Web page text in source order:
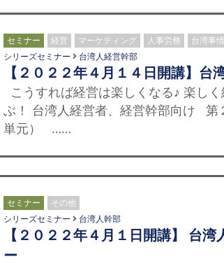
セミナー 経営 マーケティング 人事労務 台湾事情
シリーズセミナー 台湾人経営幹部
【２０２２年４月１４日開講】台
こうすれば経営は楽しくなる♪ 楽し
ぶ！ 台湾人経営者、経営幹部向け 第
単元） ……
セミナー その他
シリーズセミナー 台湾人幹部
【２０２２年４月１日開講】 台
ー